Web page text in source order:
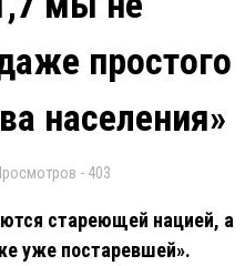
простого
населения»
- 403
стареющей нацией, а
уже постаревшей».